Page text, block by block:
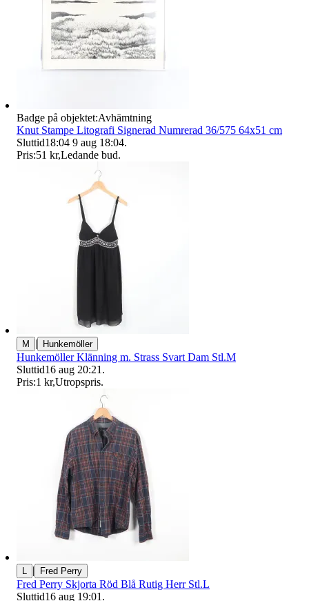
Badge på objektet:Avhämtning
Knut Stampe Litografi Signerad Numrerad 36/575 64x51 cm
Sluttid18:04 9 aug 18:04.
Pris:51 kr,Ledande bud.
M | Hunkemöller
Hunkemöller Klänning m. Strass Svart Dam Stl.M
Sluttid16 aug 20:21 .
Pris:1 kr,Utropspris.
L | Fred Perry
Fred Perry Skjorta Röd Blå Rutig Herr Stl.L
Sluttid16 aug 19:01 .